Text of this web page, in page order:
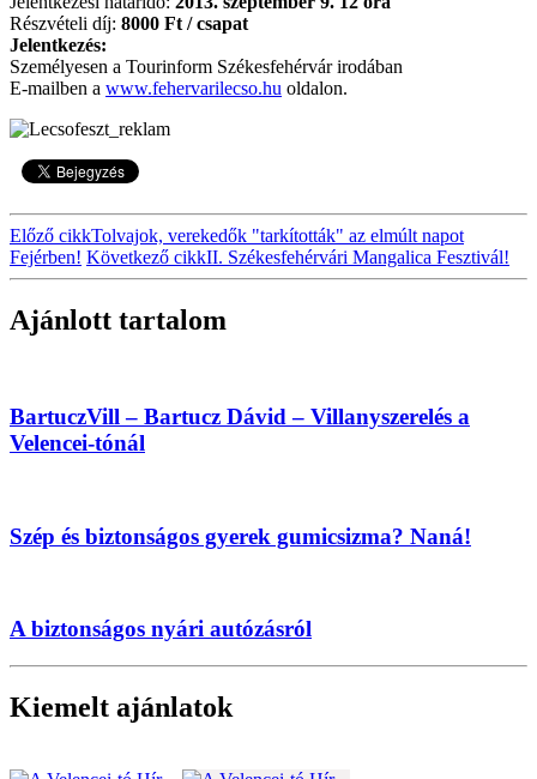
Részvételi díj: 8000 Ft / csapat
Jelentkezés:
Személyesen a Tourinform Székesfehérvár irodában
E-mailben a www.fehervarilecso.hu oldalon.
Előző cikkTolvajok, verekedők "tarkították" az elmúlt napot
Fejérben! Következő cikkII. Székesfehérvári Mangalica Fesztivál!
Ajánlott tartalom
BartuczVill – Bartucz Dávid – Villanyszerelés a
Velencei-tónál
Szép és biztonságos gyerek gumicsizma? Naná!
A biztonságos nyári autózásról
Kiemelt ajánlatok